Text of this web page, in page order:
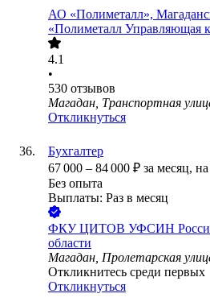
АО «Полиметалл»,
«Полиметалл Управляющая
4.1
•
530 отзывов
Магадан, Транспортная
Откликнуться
Бухгалтер
67 000 – 84 000 ₽ за месяц,
Без опыта
Выплаты: Раз в месяц
ФКУ ЦИТОВ УФСИН России
области
Магадан, Пролетарская
Откликнитесь среди первых
Откликнуться